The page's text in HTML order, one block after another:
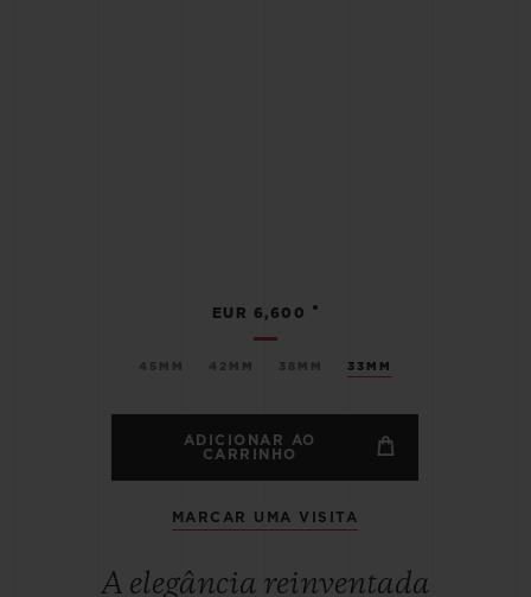
45MM 42MM 38MM 33MM
EUR 6,600 •
ADICIONAR AO
CARRINHO
MARCAR UMA VISITA
A elegância reinventada